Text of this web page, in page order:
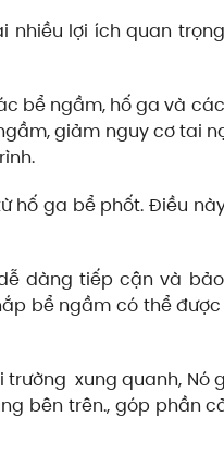
lợi ích quan
bể ngầm, hố ga và
giảm nguy cơ tai
hố ga bể phốt. Điều
dàng tiếp cận và
bể ngầm có thể
xung quanh, Nó
bên trên., góp phần